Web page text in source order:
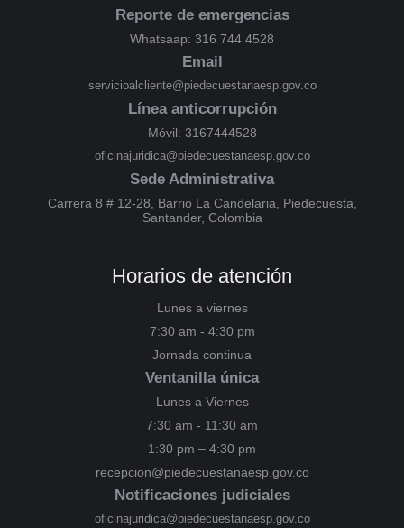
Reporte de emergencias
Whatsaap: 316 744 4528
Email
servicioalcliente@piedecuestanaesp.gov.co
Línea anticorrupción
Móvil: 3167444528
oficinajuridica@piedecuestanaesp.gov.co
Sede Administrativa
Carrera 8 # 12-28, Barrio La Candelaria, Piedecuesta,
Santander, Colombia
Horarios de atención
Lunes a viernes
7:30 am - 4:30 pm
Jornada continua
Ventanilla única
Lunes a Viernes
7:30 am - 11:30 am
1:30 pm – 4:30 pm
recepcion@piedecuestanaesp.gov.co
Notificaciones judiciales
oficinajuridica@piedecuestanaesp.gov.co